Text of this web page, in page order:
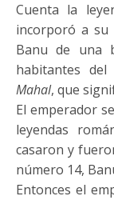
Cuenta la
incorporó a su
Banu de una
habitantes del
Mahal, que
El emperador
leyendas
casaron y
número 14,
Entonces el